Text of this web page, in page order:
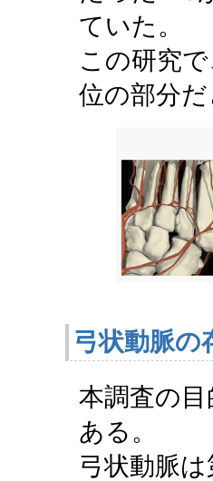
ていた。
この研究
位の部分
弓状動脈の
本調査の
ある。
弓状動脈